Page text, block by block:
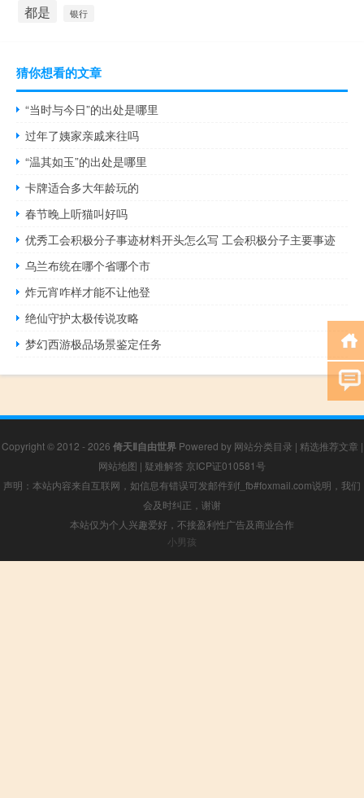
都是 银行
猜你想看的文章
“当时与今日”的出处是哪里
过年了姨家亲戚来往吗
“温其如玉”的出处是哪里
卡牌适合多大年龄玩的
春节晚上听猫叫好吗
优秀工会积极分子事迹材料开头怎么写 工会积极分子主要事迹
乌兰布统在哪个省哪个市
炸元宵咋样才能不让他登
绝仙守护太极传说攻略
梦幻西游极品场景鉴定任务
Copyright © 2012 - 2026 倚天Ⅱ自由世界Powered by 网站分类目录 | 精选推荐文章 |
网站地图 | 疑难解答 京ICP证010581号
声明：本站内容来自互联网，如信息有错误可发邮件到f_fb#foxmail.com说明，我们
会及时纠正，谢谢
本站仅为个人兴趣爱好，不接盈利性广告及商业合作
小男孩